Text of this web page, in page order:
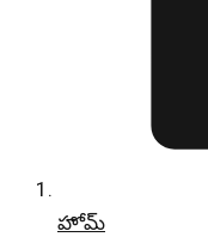
హోమ్